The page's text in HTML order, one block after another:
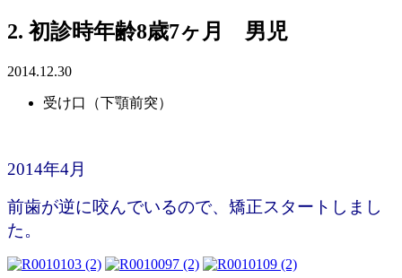
2. 初診時年齢8歳7ヶ月 男児
2014.12.30
受け口（下顎前突）
2014年4月
前歯が逆に咬んでいるので、矯正スタートしまし
た。